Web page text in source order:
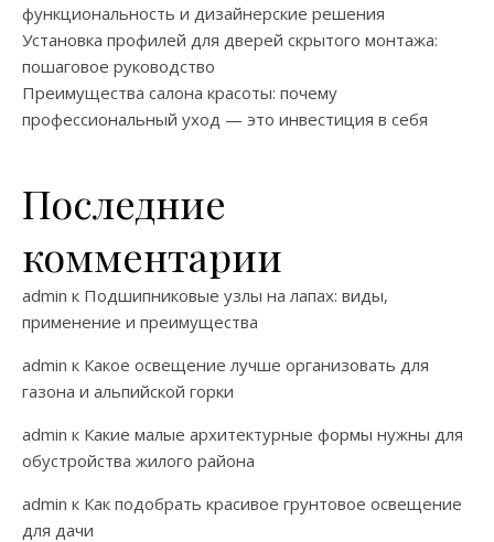
функциональность и дизайнерские решения
Установка профилей для дверей скрытого монтажа:
пошаговое руководство
Преимущества салона красоты: почему
профессиональный уход — это инвестиция в себя
Последние
комментарии
admin к Подшипниковые узлы на лапах: виды,
применение и преимущества
admin к Какое освещение лучше организовать для
газона и альпийской горки
admin к Какие малые архитектурные формы нужны для
обустройства жилого района
admin к Как подобрать красивое грунтовое освещение
для дачи